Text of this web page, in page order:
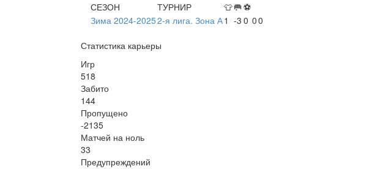
СЕЗОН
ТУРНИР 👕🥅⚽
Зима 2024-20252-я лига. Зона А1 -3 0 00
Статистика карьеры
Игр
518
Забито
144
Пропущено
-2135
Матчей на ноль
33
Предупреждений